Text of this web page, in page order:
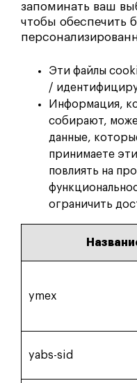
запоминать ваш
чтобы обеспечить
Эти файлы
/
Информация,
собирают,
данные,
принимаете
повлиять на
ограничить
ymex
yabs-sid